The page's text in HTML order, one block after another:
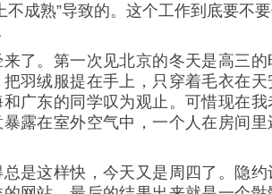
不成熟”导致的。这个工作到底要不
了。第一次见北京的冬天是高三
羽绒服提在手上，只穿着毛衣在
广东的同学叹为观止。可惜现在
露在室外空气中，一个人在房间
总是这样快，今天又是周四了。隐